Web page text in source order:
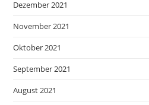
Dezember 2021
November 2021
Oktober 2021
September 2021
August 2021